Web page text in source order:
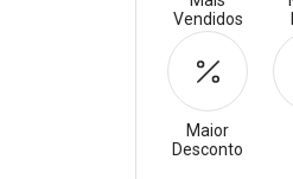
Vendidos
Maior
Desconto